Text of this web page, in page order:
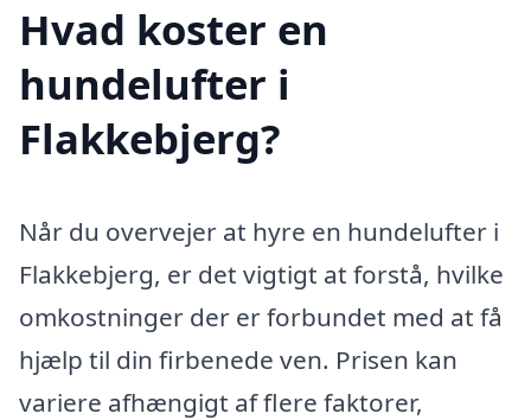
Hvad koster en
hundelufter i
Flakkebjerg?
Når du overvejer at hyre en hundelufter i
Flakkebjerg, er det vigtigt at forstå, hvilke
omkostninger der er forbundet med at få
hjælp til din firbenede ven. Prisen kan
variere afhængigt af flere faktorer,